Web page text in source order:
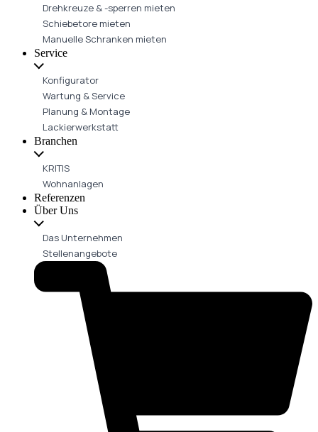
Drehkreuze & -sperren mieten
Schiebetore mieten
Manuelle Schranken mieten
Service
Konfigurator
Wartung & Service
Planung & Montage
Lackierwerkstatt
Branchen
KRITIS
Wohnanlagen
Referenzen
Über Uns
Das Unternehmen
Stellenangebote